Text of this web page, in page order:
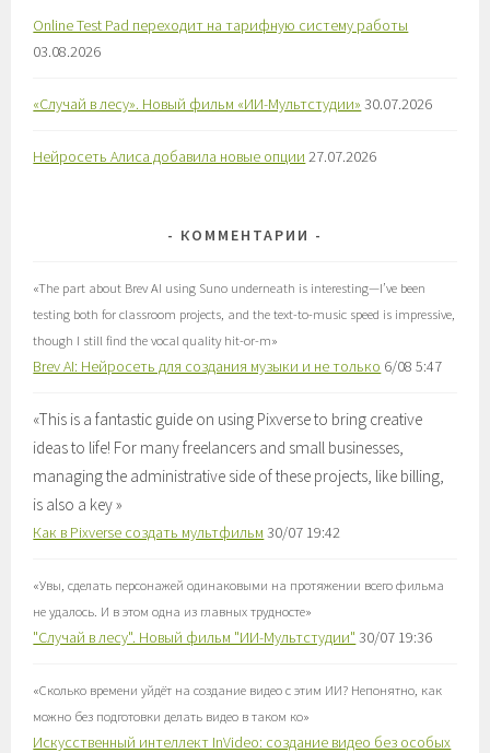
Online Test Pad переходит на тарифную систему работы
03.08.2026
«Случай в лесу». Новый фильм «ИИ-Мультстудии» 30.07.2026
Нейросеть Алиса добавила новые опции 27.07.2026
КОММЕНТАРИИ
«The part about Brev AI using Suno underneath is interesting—I’ve been
testing both for classroom projects, and the text-to-music speed is impressive,
though I still find the vocal quality hit-or-m»
Brev AI: Нейросеть для создания музыки и не только 6/08 5:47
«This is a fantastic guide on using Pixverse to bring creative
ideas to life! For many freelancers and small businesses,
managing the administrative side of these projects, like billing,
is also a key»
Как в Pixverse создать мультфильм 30/07 19:42
«Увы, сделать персонажей одинаковыми на протяжении всего фильма
не удалось. И в этом одна из главных трудносте»
"Случай в лесу". Новый фильм "ИИ-Мультстудии" 30/07 19:36
«Сколько времени уйдёт на создание видео с этим ИИ? Непонятно, как
можно без подготовки делать видео в таком ко»
Искусственный интеллект InVideo: создание видео без особых